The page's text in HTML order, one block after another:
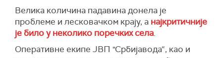
Велика количина падавина донела је
проблеме и лесковачком крају, а најкритичније
је било у неколико поречких села.
Оперативне екипе ЈВП "Србијавода“, као и